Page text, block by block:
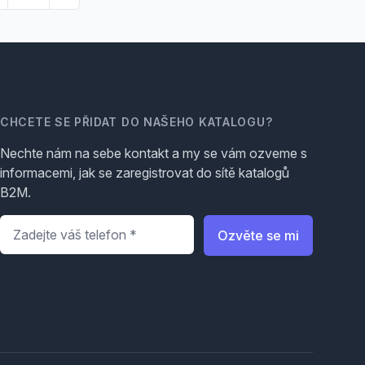
CHCETE SE PŘIDAT DO NAŠEHO KATALOGU?
Nechte nám na sebe kontakt a my se vám ozveme s
informacemi, jak se zaregistrovat do sítě katalogů
B2M.
Telefon
Ozvěte se mi